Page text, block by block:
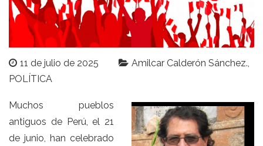
11 de julio de 2025
Amilcar Calderón Sánchez.
POLÍTICA
Muchos pueblos
antiguos de Perú, el 21
de junio, han celebrado